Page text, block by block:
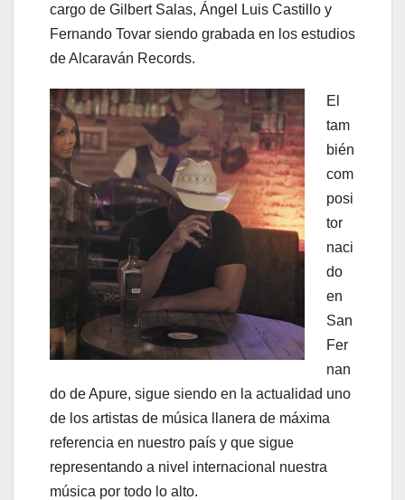
cargo de Gilbert Salas, Ángel Luis Castillo y
Fernando Tovar siendo grabada en los estudios
de Alcaraván Records.
El
tam
bién
com
posi
tor
naci
do
en
San
Fer
nan
do de Apure, sigue siendo en la actualidad uno
de los artistas de música llanera de máxima
referencia en nuestro país y que sigue
representando a nivel internacional nuestra
música por todo lo alto.